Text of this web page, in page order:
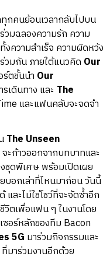
กคนย้อนเวลากลับไปบน
วมฉลองความรัก ความ
ความสำเร็จ ความผิดหวัง
วมกัน ภายใต้แนวคิด Our
ร์ตชั้นนำ Our
เดินทาง และ The
และแฟนคลับจะจดจำ
The Unseen
ะก้าวออกจากบทบาทและ
ชุดพิเศษ พร้อมเปิดเผย
บอกเล่าที่ไหนมาก่อน วันนี้
และไม่ใช่โชว์ที่จะจัดซ้ำอีก
ตเพื่อแฟน ๆ ในงานโดย
อร์หลักของทีม Bacon
5G มาร่วมกิจกรรมและ
มาร่วมงานอีกด้วย